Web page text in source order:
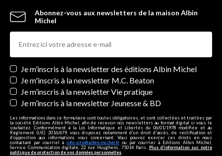
Abonnez-vous aux newsletters de la maison Albin
Michel
Newsletters
Je m’inscris à la newsletter des éditions Albin Michel
Je m'inscris à la newsletter M.C. Beaton
Je m’inscris à la newsletter Vie pratique
Je m’inscris à la newsletter Jeunesse & BD
Les informations dans ce formulaire sont toutes obligatoires, et sont collectées et traitées par
la société Editions Albin Michel, afin de recevoir nos newsletters au format digital si vous le
souhaitez. Conformément à la Loi Informatique et Libertés du 06/01/1978 modifiée et au
Règlement (UE) 2016/679, vous disposez notamment d'un droit d'accès, de rectification et
d’opposition aux informations vous concernant. Vous pouvez exercer ces droits en nous
contactant par courriel à info-site@albin-michel.fr ou par courrier à Editions Albin Michel,
Service Communication digitale, 22 rue Huyghens, 75014 Paris. Plus d’information sur notre
politique de protection de vos données personnelles